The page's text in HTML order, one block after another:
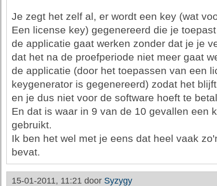
Je zegt het zelf al, er wordt een key (wat
Een license key) gegenereerd die je
de applicatie gaat werken zonder dat je je
dat het na de proefperiode niet meer gaat
de applicatie (door het toepassen van een
keygenerator is gegenereerd) zodat het
en je dus niet voor de software hoeft te
En dat is waar in 9 van de 10 gevallen een
gebruikt.
Ik ben het wel met je eens dat heel vaak
bevat.
15-01-2011, 11:21 door Syzygy